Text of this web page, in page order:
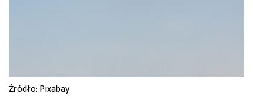
Źródło: Pixabay